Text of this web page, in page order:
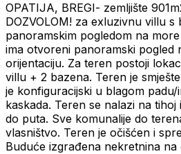
OPATIJA, BREGI- zemljište
DOZVOLOM! za exluzivnu villu s
panoramskim pogledom na
ima otvoreni panoramski pogled
orijentaciju. Za teren postoji
villu + 2 bazena. Teren je
je konfiguracijski u blagom
kaskada. Teren se nalazi na
do puta. Sve komunalije do
vlasništvo. Teren je očišćen i
Buduće izgrađena nekretnina